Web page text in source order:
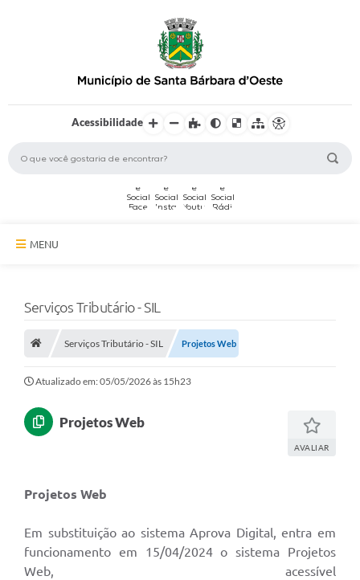
Acessibilidade
MENU
Secretarias
Serviços Online
Ouvidoria
Transparência
Programa de Incentivo ao Desenvolvimento
Covid-19
Imóveis
Protocolo
Serviços Tributário - SIL
Serviços Tributário - SIL Projetos Web
Atualizado em: 05/05/2026 às 15h23
Projetos Web
AVALIAR
Projetos Web
Em substituição ao sistema Aprova Digital, entra em
funcionamento em 15/04/2024 o sistema Projetos
Web, acessível